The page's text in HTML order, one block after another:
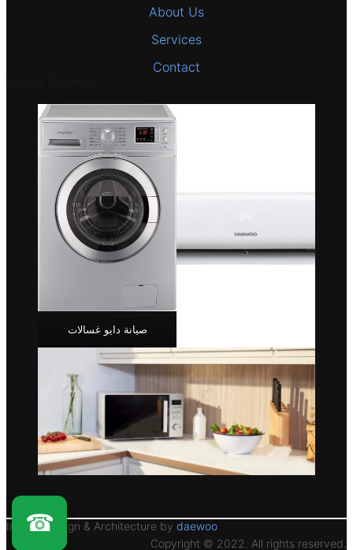
About Us
Services
Contact
صيانة دايو غسالات
Interior Design & Architecture by daewoo
Copyright © 2022. All rights reserved.
☎